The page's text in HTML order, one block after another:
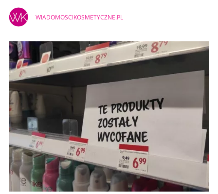
WIADOMOSCIKOSMETYCZNE.PL